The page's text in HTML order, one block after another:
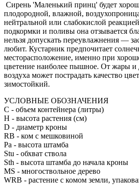
Сирень 'Маленький принц' будет
плодородной, влажной,
нейтральной или слабокислой
подкормки и поливы она отзывается
нельзя допускать переувлажнения —
любит. Кустарник предпочитает
месторасположение, именно при
цветение наиболее пышное. От жары и
воздуха может пострадать качество
зимостойкий.
УСЛОВНЫЕ ОБОЗНАЧЕНИЯ
С - объем контейнера (литры)
H - высота растения (см)
D - диаметр кроны
RB - ком с мешковиной
Pa - высота штамба
Stu - обхват ствола
Sth - высота штамба до начала кроны
MS - многоствольное дерево
WRB - растение с комом земли,